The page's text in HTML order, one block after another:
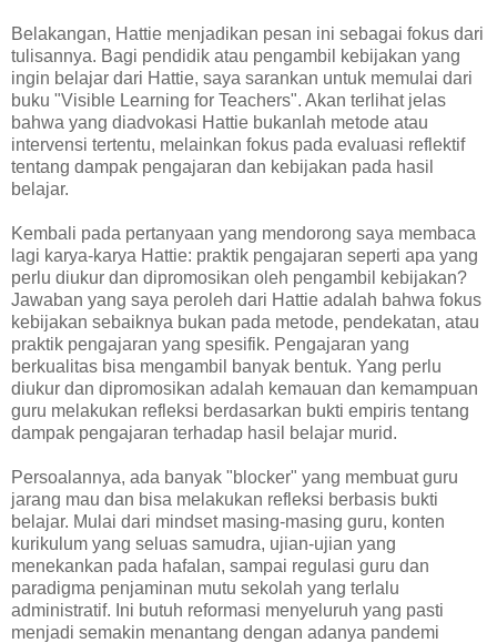
Belakangan, Hattie menjadikan pesan ini sebagai fokus dari
tulisannya. Bagi pendidik atau pengambil kebijakan yang
ingin belajar dari Hattie, saya sarankan untuk memulai dari
buku "Visible Learning for Teachers". Akan terlihat jelas
bahwa yang diadvokasi Hattie bukanlah metode atau
intervensi tertentu, melainkan fokus pada evaluasi reflektif
tentang dampak pengajaran dan kebijakan pada hasil
belajar.
Kembali pada pertanyaan yang mendorong saya membaca
lagi karya-karya Hattie: praktik pengajaran seperti apa yang
perlu diukur dan dipromosikan oleh pengambil kebijakan?
Jawaban yang saya peroleh dari Hattie adalah bahwa fokus
kebijakan sebaiknya bukan pada metode, pendekatan, atau
praktik pengajaran yang spesifik. Pengajaran yang
berkualitas bisa mengambil banyak bentuk. Yang perlu
diukur dan dipromosikan adalah kemauan dan kemampuan
guru melakukan refleksi berdasarkan bukti empiris tentang
dampak pengajaran terhadap hasil belajar murid.
Persoalannya, ada banyak "blocker" yang membuat guru
jarang mau dan bisa melakukan refleksi berbasis bukti
belajar. Mulai dari mindset masing-masing guru, konten
kurikulum yang seluas samudra, ujian-ujian yang
menekankan pada hafalan, sampai regulasi guru dan
paradigma penjaminan mutu sekolah yang terlalu
administratif. Ini butuh reformasi menyeluruh yang pasti
menjadi semakin menantang dengan adanya pandemi